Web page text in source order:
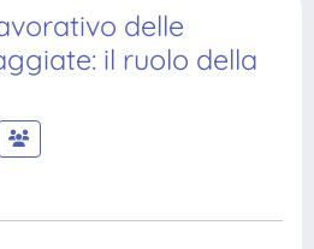
delle
il ruolo della